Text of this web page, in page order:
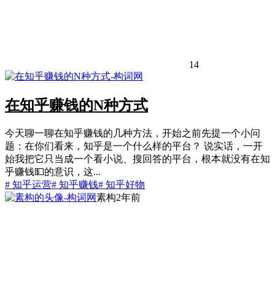
14
在知乎赚钱的N种方式
今天聊一聊在知乎赚钱的几种方法，开始之前先提一个小问
题：在你们看来，知乎是一个什么样的平台？ ​说实话，一开
始我把它只当成一个看小说、搜回答的平台，根本就没有在知
乎赚钱💵的意识，这...
# 知乎运营# 知乎赚钱# 知乎好物
素构2年前